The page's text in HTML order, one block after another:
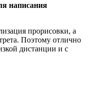
написания
прорисовки, а
Поэтому отлично
дистанции и с